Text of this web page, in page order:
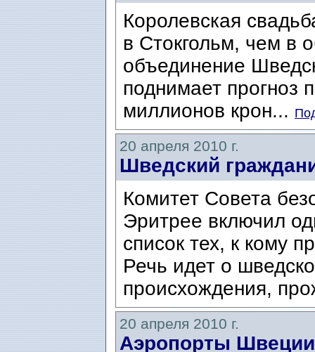
Королевская
в Стокгольм, чем в
объединение
поднимает прогноз
миллионов крон...
20 апреля 2010 г.
Шведский
Комитет Совета
Эритрее включил
список тех, к кому
Речь идет о
происхождения,
20 апреля 2010 г.
Аэропорты Швеции